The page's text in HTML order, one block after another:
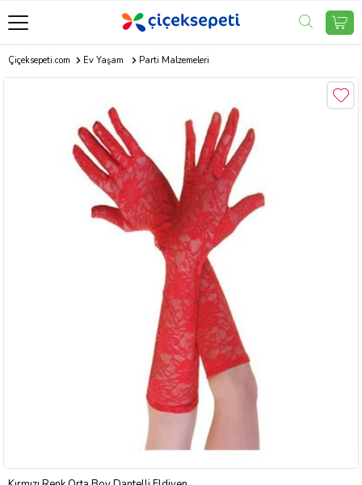
Çiçeksepeti.com Ev Yaşam Parti Malzemeleri